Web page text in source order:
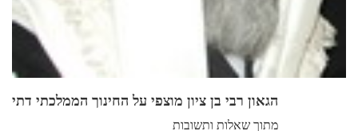
הגאון רבי בן ציון מוצפי על החינוך הממלכתי דתי
מתוך שאלות ותשובות